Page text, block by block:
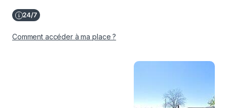
Comment accéder à ma place ?